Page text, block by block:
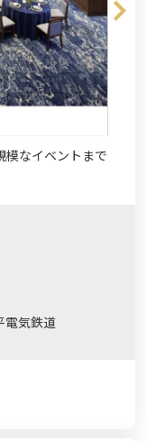
模なイベントまで
電気鉄道